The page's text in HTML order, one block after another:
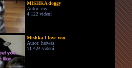
MISHKA doggy
Autor: roy
4 122 videní
Mishka I love you
Autor: harwas
11 424 videní